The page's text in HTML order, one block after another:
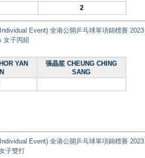
2
Event) 全港公開乒乓球單項錦標賽 2023
女子丙組
YAN
張晶笙 CHEUNG CHING
SANG
Event) 全港公開乒乓球單項錦標賽 2023
子雙打